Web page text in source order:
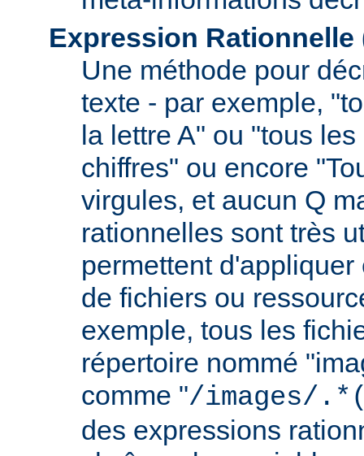
Expression
Une méthode pour
texte - par exemple,
la lettre A" ou "tous
chiffres" ou encore
virgules, et aucun Q
rationnelles sont très
permettent
de fichiers ou
exemple, tous les
répertoire nommé
comme "/images/
des expressions